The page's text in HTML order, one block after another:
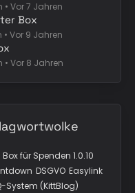
Vor 7 Jahren
Box
Vor 9 Jahren
Vor 8 Jahren
Box für Spenden 1.0.10
DSGVO Easylink
System (KittBlog)